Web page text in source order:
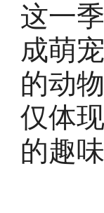
这一
成萌
的动
仅体
的趣味